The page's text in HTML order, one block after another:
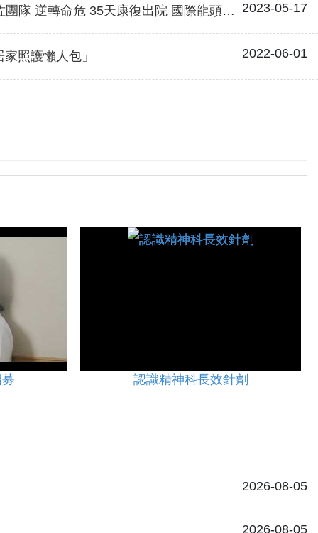
35天康復出院 國際龍頭醫學期刊發表亮麗成果 2023-05-17
照護懶人包」 2022-06-01
認識精神科長效針劑
2026-08-05
2026-08-05